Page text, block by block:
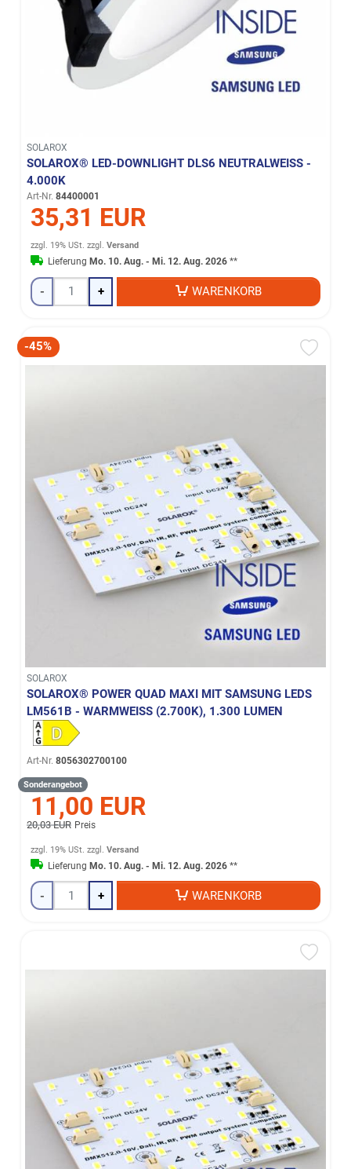
SOLAROX
SOLAROX® LED-DOWNLIGHT DLS6 NEUTRALWEISS - 4
.000K
Art-Nr. 84400001
35,31 EUR
zzgl. 19% USt. zzgl.Versand
Lieferung Mo. 10. Aug. - Mi. 12. Aug. 2026 **
- + WARENKORB
-45%
SOLAROX
SOLAROX® POWER QUAD MAXI MIT SAMSUNG LEDS
LM561B - WARMWEISS (2.700K), 1.300 LUMEN
Art-Nr. 8056302700100
Sonderangebot
11,00 EUR
20,03 EUR Preis
zzgl. 19% USt. zzgl.Versand
Lieferung Mo. 10. Aug. - Mi. 12. Aug. 2026 **
- + WARENKORB